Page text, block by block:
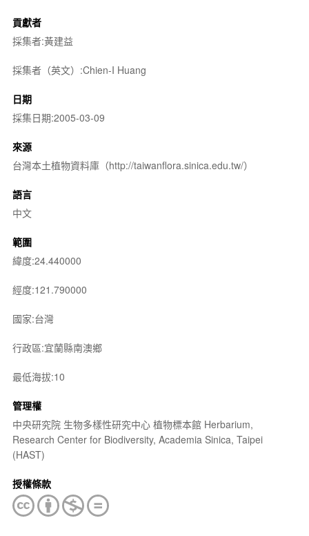
貢獻者
採集者:黃建益
採集者（英文）:Chien-I Huang
日期
採集日期:2005-03-09
來源
台灣本土植物資料庫（http://taiwanflora.sinica.edu.tw/）
語言
中文
範圍
緯度:24.440000
經度:121.790000
國家:台灣
行政區:宜蘭縣南澳鄉
最低海拔:10
管理權
中央研究院 生物多樣性研究中心 植物標本館 Herbarium,
Research Center for Biodiversity, Academia Sinica, Taipei
(HAST)
授權條款